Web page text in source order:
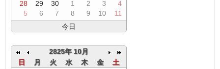
28 29 30 1 2 3
4
5
6 7 8 9 10
11
今日
2825年 10月
日
月 火 水 木 金
土